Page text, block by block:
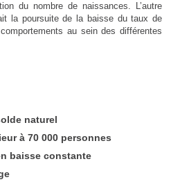
du nombre de naissances. L’autre
la poursuite de la baisse du taux de
au sein des différentes
naturel
à 70 000 personnes
baisse constante